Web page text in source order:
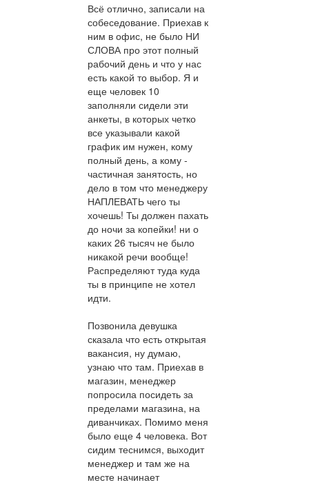
Всё отлично, записали на
собеседование. Приехав к
ним в офис, не было НИ
СЛОВА про этот полный
рабочий день и что у нас
есть какой то выбор. Я и
еще человек 10
заполняли сидели эти
анкеты, в которых четко
все указывали какой
график им нужен, кому
полный день, а кому -
частичная занятость, но
дело в том что менеджеру
НАПЛЕВАТЬ чего ты
хочешь! Ты должен пахать
до ночи за копейки! ни о
каких 26 тысяч не было
никакой речи вообще!
Распределяют туда куда
ты в принципе не хотел
идти.
Позвонила девушка
сказала что есть открытая
вакансия, ну думаю,
узнаю что там. Приехав в
магазин, менеджер
попросила посидеть за
пределами магазина, на
диванчиках. Помимо меня
было еще 4 человека. Вот
сидим теснимся, выходит
менеджер и там же на
месте начинает